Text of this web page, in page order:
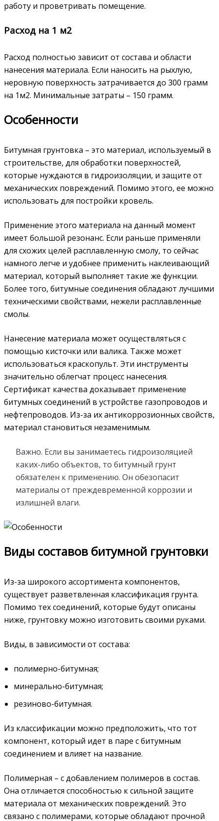
работу и проветривать помещение.
Расход на 1 м2
Расход полностью зависит от состава и области
нанесения материала. Если наносить на рыхлую,
неровную поверхность затрачивается до 300 грамм
на 1м2. Минимальные затраты – 150 грамм.
Особенности
Битумная грунтовка – это материал, используемый в
строительстве, для обработки поверхностей,
которые нуждаются в гидроизоляции, и защите от
механических повреждений. Помимо этого, ее можно
использовать для постройки кровель.
Применение этого материала на данный момент
имеет большой резонанс. Если раньше применяли
для схожих целей расплавленную смолу, то сейчас
намного легче и удобнее применить наклеивающий
материал, который выполняет такие же функции.
Более того, битумные соединения обладают лучшими
техническими свойствами, нежели расплавленные
смолы.
Нанесение материала может осуществляться с
помощью кисточки или валика. Также может
использоваться краскопульт. Эти инструменты
значительно облегчат процесс нанесения.
Сертификат качества доказывает применение
битумных соединений в устройстве газопроводов и
нефтепроводов. Из-за их антикоррозионных свойств,
материал становиться незаменимым.
Важно. Если вы занимаетесь гидроизоляцией
каких-либо объектов, то битумный грунт
обязателен к применению. Он обезопасит
материалы от преждевременной коррозии и
излишней влаги.
Виды составов битумной грунтовки
Из-за широкого ассортимента компонентов,
существует разветвленная классификация грунта.
Помимо тех соединений, которые будут описаны
ниже, грунтовку можно изготовить своими руками.
Виды, в зависимости от состава:
полимерно-битумная;
минерально-битумная;
резиново-битумная.
Из классификации можно предположить, что тот
компонент, который идет в паре с битумным
соединением и влияет на название.
Полимерная – с добавлением полимеров в состав.
Она отличается способностью к сильной защите
материала от механических повреждений. Это
связано с полимерами, которые обладают прочной